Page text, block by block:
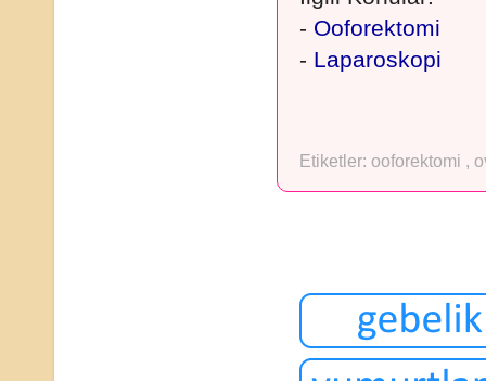
- Ooforektomi
- Laparoskopi
Etiketler: ooforektomi ,